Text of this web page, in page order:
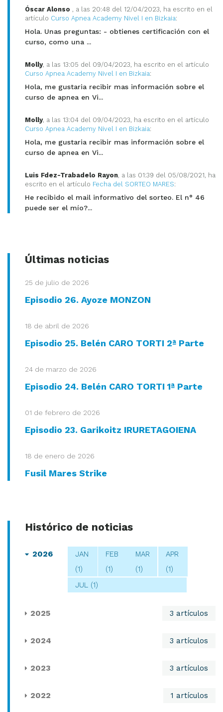
Óscar Alonso
, a las 20:48 del 12/04/2023, ha escrito en el
artículo Curso Apnea Academy Nivel I en Bizkaia:
Hola. Unas preguntas: - obtienes certificación con el
curso, como una ...
Molly, a las 13:05 del 09/04/2023, ha escrito en el artículo
Curso Apnea Academy Nivel I en Bizkaia:
Hola, me gustaria recibir mas información sobre el
curso de apnea en Vi...
Molly, a las 13:04 del 09/04/2023, ha escrito en el artículo
Curso Apnea Academy Nivel I en Bizkaia:
Hola, me gustaria recibir mas información sobre el
curso de apnea en Vi...
Luis Fdez-Trabadelo Rayon , a las 01:39 del 05/08/2021, ha
escrito en el artículo Fecha del SORTEO MARES:
He recibido el mail informativo del sorteo. El n° 46
puede ser el mío?...
Últimas noticias
25 de julio de 2026
Episodio 26. Ayoze MONZON
18 de abril de 2026
Episodio 25. Belén CARO TORTI 2ª Parte
24 de marzo de 2026
Episodio 24. Belén CARO TORTI 1ª Parte
01 de febrero de 2026
Episodio 23. Garikoitz IRURETAGOIENA
18 de enero de 2026
Fusil Mares Strike
Histórico de noticias
2026
JAN
(1)
FEB
(1)
MAR
(1)
APR
(1)
JUL (1)
2025 3 artículos
2024 3 artículos
2023 3 artículos
2022 1 artículos